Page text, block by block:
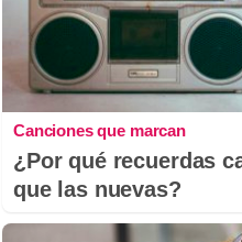
Canciones que marcan
¿Por qué recuerdas
que las nuevas?